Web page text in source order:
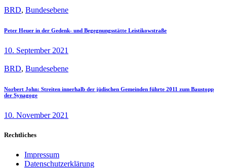
BRD, Bundesebene
Peter Heuer in der Gedenk- und Begegnungsstätte Leistikowstraße
10. September 2021
BRD, Bundesebene
Norbert John: Streiten innerhalb der jüdischen Gemeinden führte 2011 zum Baustopp
der Synagoge
10. November 2021
Rechtliches
Impressum
Datenschutzerklärung